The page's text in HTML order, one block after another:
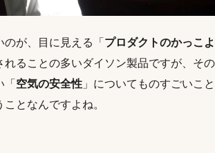
が、目に見える「 プロダクトのかっこよ
れることの多いダイソン製品ですが、その
空気の安全性 」についてものすごいこと
となんですよね。